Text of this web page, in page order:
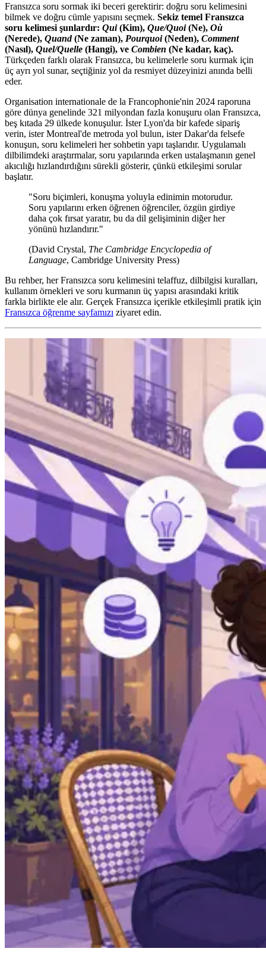
Fransızca soru sormak iki beceri gerektirir: doğru soru kelimesini
bilmek ve doğru cümle yapısını seçmek. Sekiz temel Fransızca
soru kelimesi şunlardır: Qui(Kim), Que/Quoi(Ne), Où
(Nerede), Quand(Ne zaman), Pourquoi(Neden), Comment
(Nasıl), Quel/Quelle (Hangi), ve Combien (Ne kadar, kaç).
Türkçeden farklı olarak Fransızca, bu kelimelerle soru kurmak için
üç ayrı yol sunar, seçtiğiniz yol da resmiyet düzeyinizi anında belli
eder.
Organisation internationale de la Francophonie'nin 2024 raporuna
göre dünya genelinde 321 milyondan fazla konuşuru olan Fransızca,
beş kıtada 29 ülkede konuşulur. İster Lyon'da bir kafede sipariş
verin, ister Montreal'de metroda yol bulun, ister Dakar'da felsefe
konuşun, soru kelimeleri her sohbetin yapı taşlarıdır. Uygulamalı
dilbilimdeki araştırmalar, soru yapılarında erken ustalaşmanın genel
akıcılığı hızlandırdığını sürekli gösterir, çünkü etkileşimi sorular
başlatır.
"Soru biçimleri, konuşma yoluyla edinimin motorudur.
Soru yapılarını erken öğrenen öğrenciler, özgün girdiye
daha çok fırsat yaratır, bu da dil gelişiminin diğer her
yönünü hızlandırır."
(David Crystal, The Cambridge Encyclopedia of
Language, Cambridge University Press)
Bu rehber, her Fransızca soru kelimesini telaffuz, dilbilgisi kuralları,
kullanım örnekleri ve soru kurmanın üç yapısı arasındaki kritik
farkla birlikte ele alır. Gerçek Fransızca içerikle etkileşimli pratik için
Fransızca öğrenme sayfamızı ziyaret edin.